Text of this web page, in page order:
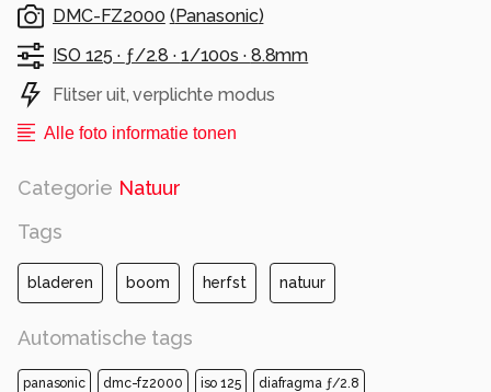
DMC-FZ2000 (Panasonic)
ISO 125 · ƒ/2.8 · 1/100s · 8.8mm
Flitser uit, verplichte modus
Alle foto informatie tonen
Categorie Natuur
Tags
bladeren boom herfst natuur
Automatische tags
panasonic dmc-fz2000 iso 125 diafragma ƒ/2.8